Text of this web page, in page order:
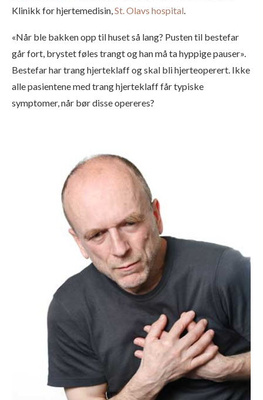
Klinikk for hjertemedisin,St. Olavs hospital.
«Når ble bakken opp til huset så lang? Pusten til bestefar
går fort, brystet føles trangt og han må ta hyppige pauser».
Bestefar har trang hjerteklaff og skal bli hjerteoperert. Ikke
alle pasientene med trang hjerteklaff får typiske
symptomer, når bør disse opereres?